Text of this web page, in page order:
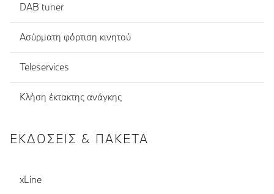
DAB tuner
Ασύρματη φόρτιση κινητού
Teleservices
Κλήση έκτακτης ανάγκης
ΕΚΔΌΣΕΙΣ & ΠΑΚΈΤΑ
xLine